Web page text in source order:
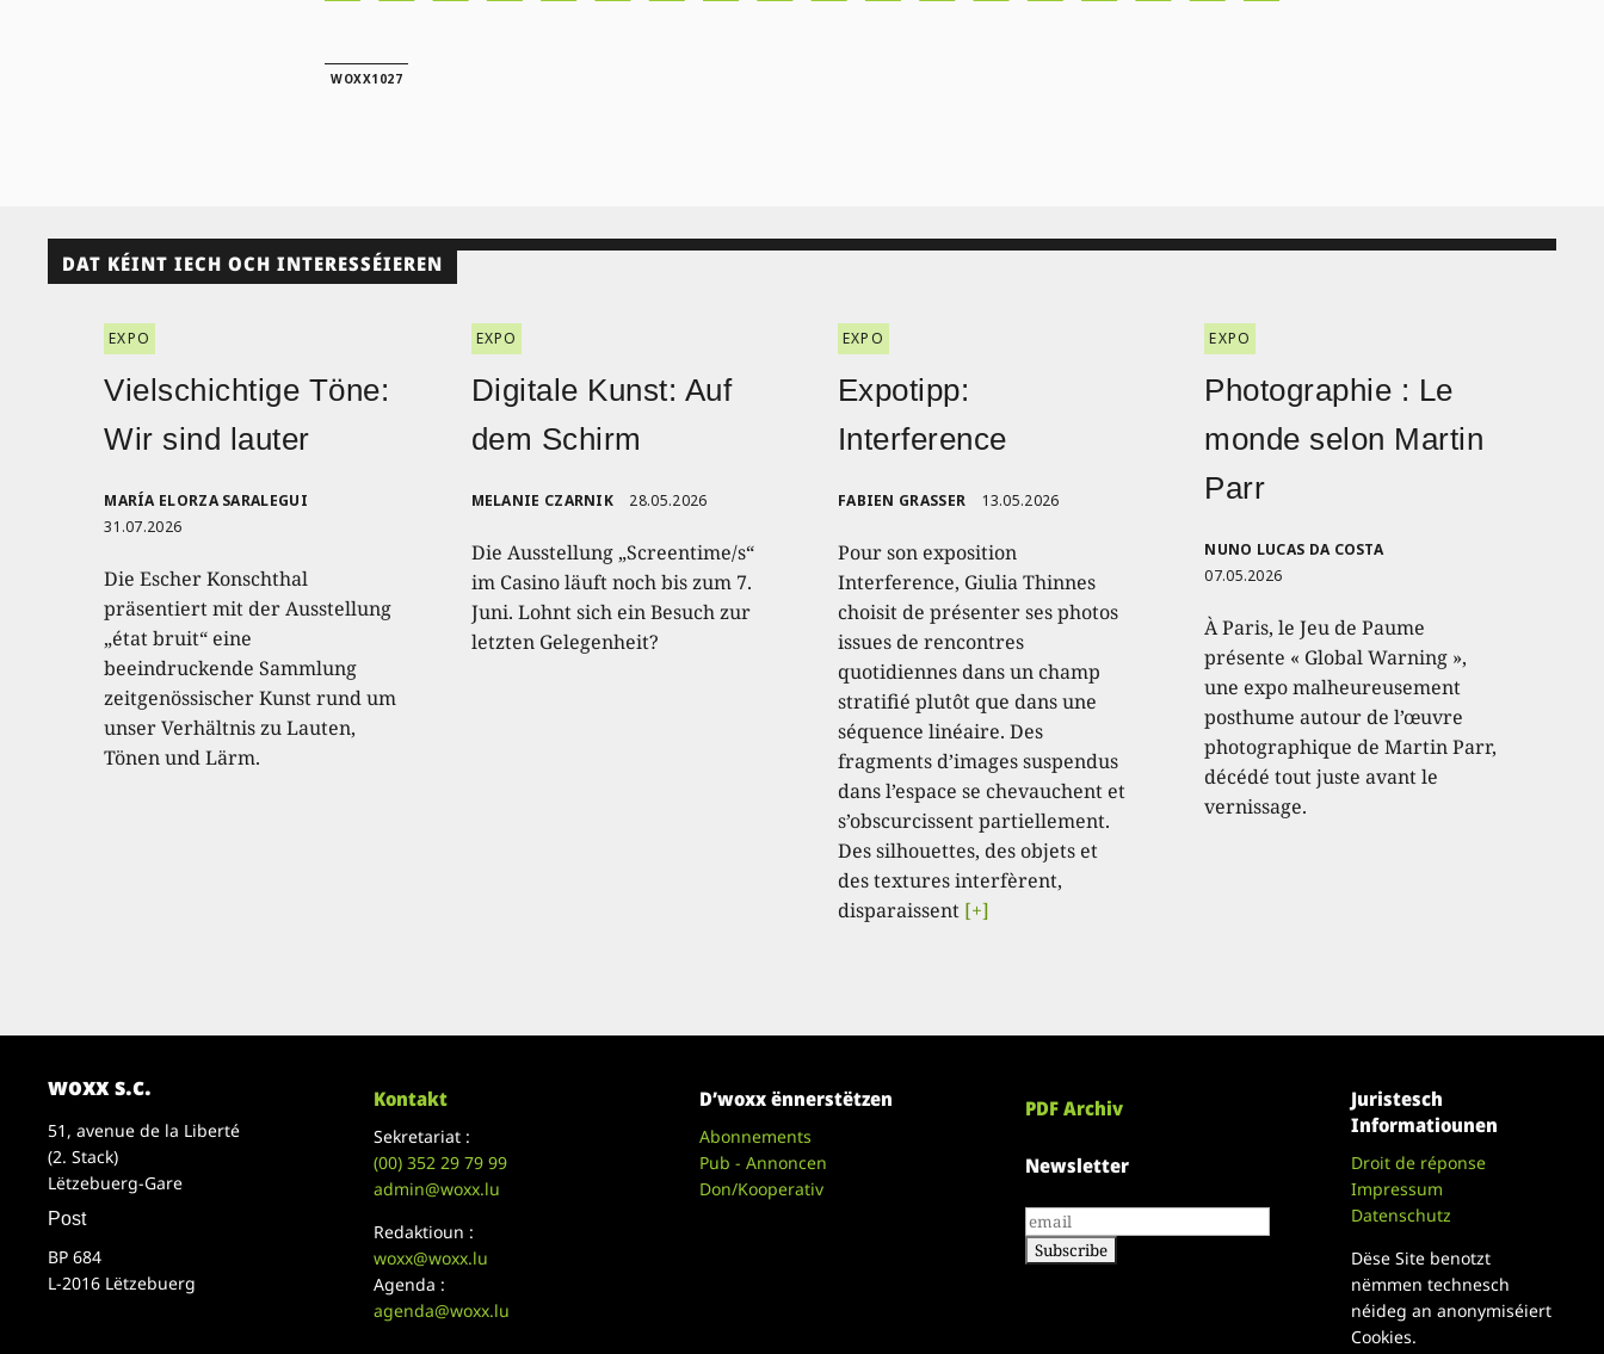
WOXX1027
DAT KÉINT IECH OCH INTERESSÉIEREN
EXPO
Vielschichtige Töne:
Wir sind lauter
MARÍA ELORZA SARALEGUI
31.07.2026
Die Escher Konschthal
präsentiert mit der Ausstellung
„état bruit“ eine
beeindruckende Sammlung
zeitgenössischer Kunst rund um
unser Verhältnis zu Lauten,
Tönen und Lärm.
EXPO
Digitale Kunst: Auf
dem Schirm
MELANIE CZARNIK 28.05.2026
Die Ausstellung „Screentime/s“
im Casino läuft noch bis zum 7.
Juni. Lohnt sich ein Besuch zur
letzten Gelegenheit?
EXPO
Expotipp:
Interference
FABIEN GRASSER 13.05.2026
Pour son exposition
Interference, Giulia Thinnes
choisit de présenter ses photos
issues de rencontres
quotidiennes dans un champ
stratifié plutôt que dans une
séquence linéaire. Des
fragments d’images suspendus
dans l’espace se chevauchent et
s’obscurcissent partiellement.
Des silhouettes, des objets et
des textures interfèrent,
disparaissent [+]
EXPO
Photographie : Le
monde selon Martin
Parr
NUNO LUCAS DA COSTA
07.05.2026
À Paris, le Jeu de Paume
présente « Global Warning »,
une expo malheureusement
posthume autour de l’œuvre
photographique de Martin Parr,
décédé tout juste avant le
vernissage.
woxx s.c.
51, avenue de la Liberté
(2. Stack)
Lëtzebuerg-Gare
Post
BP 684
L-2016 Lëtzebuerg
Kontakt
Sekretariat :
(00)352 29 79 99
admin@woxx.lu
Redaktioun :
woxx@woxx.lu
Agenda :
agenda@woxx.lu
D’woxx ënnerstëtzen
Abonnements
Pub - Annoncen
Don/Kooperativ
PDF Archiv
Newsletter
Juristesch
Informatiounen
Droit de réponse
Impressum
Datenschutz
Dëse Site benotzt
nëmmen technesch
néideg an anonymiséiert
Cookies.